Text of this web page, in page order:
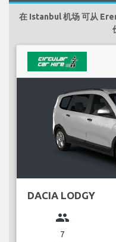
在 Istanbul 机场 可从
DACIA LODGY
group
7